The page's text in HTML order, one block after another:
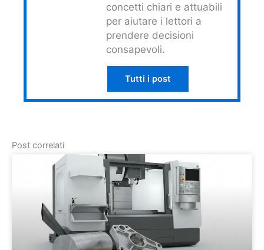
concetti chiari e attuabili
per aiutare i lettori a
prendere decisioni
consapevoli.
Tutti i post
Post correlati